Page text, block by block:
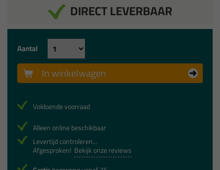
DIRECT LEVERBAAR
Aantal
In winkelwagen
Voldoende voorraad
Alleen online beschikbaar
Levertijd controleren...
Afgesproken! Bekijk onze reviews